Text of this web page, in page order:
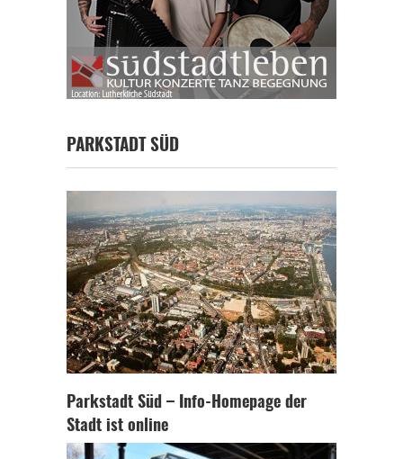
PARKSTADT SÜD
Parkstadt Süd – Info-Homepage der
Stadt ist online